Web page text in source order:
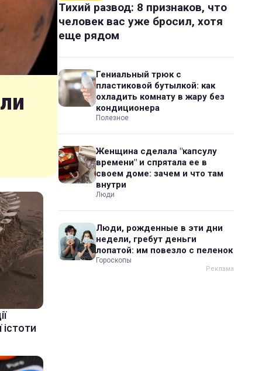
Тихий развод: 8 признаков, что
человек вас уже бросил, хотя
еще рядом
Гениальный трюк с
пластиковой бутылкой: как
охладить комнату в жару без
кондиционера
Полезное
Женщина сделала "капсулу
времени" и спрятала ее в
своем доме: зачем и что там
внутри
Люди
Люди, рожденные в эти дни
недели, гребут деньги
лопатой: им повезло с пеленок
Гороскопы